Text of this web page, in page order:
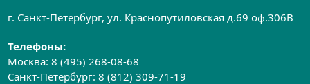
г. Санкт-Петербург, ул. Краснопутиловская д.69 оф.306B
Телефоны:
Москва:8 (495) 268-08-68
Санкт-Петербург:8 (812) 309-71-19